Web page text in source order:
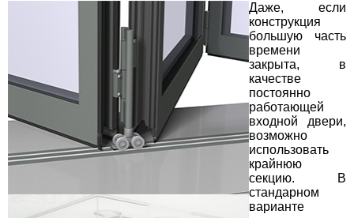
Даже, если
конструкция
большую часть
времени
закрыта, в
качестве
постоянно
работающей
входной двери,
возможно
использовать
крайнюю
секцию. В
стандарном
варианте